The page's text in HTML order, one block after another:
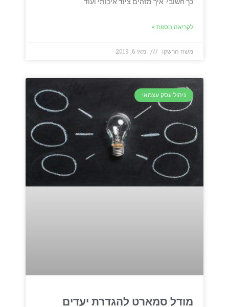
כך חשוב? איך מזהים ציוד איכותי ועוד.
לקריאה נוספת »
משה הרשקו מאי 6, 2019
ניהול עסק עצמאי
מודל סמארט להגדרת יעדים